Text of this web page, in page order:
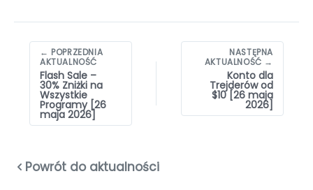
Nawigacja
wpisów
← POPRZEDNIA
AKTUALNOŚĆ
Flash Sale –
30% Zniżki na
Wszystkie
Programy [26
maja 2026]
NASTĘPNA
AKTUALNOŚĆ →
Konto dla
Trejderów od
$10 [26 maja
2026]
Powrót do aktualności